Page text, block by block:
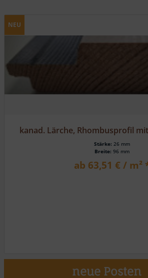
NEU
kanad. Lärche, Rhombusprofil
Stärke: 27 mm
Breite: 96 mm
ab 74,27 € / m²
neue Posten